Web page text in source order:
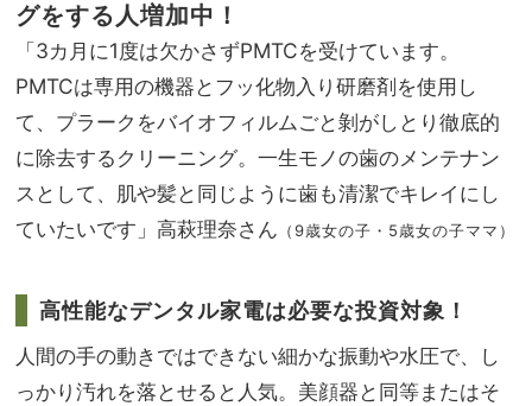
グをする人増加中！
「3カ月に1度は欠かさずPMTCを受けています。
PMTCは専用の機器とフッ化物入り研磨剤を使用し
て、プラークをバイオフィルムごと剝がしとり徹底的
に除去するクリーニング。一生モノの歯のメンテナン
スとして、肌や髪と同じように歯も清潔でキレイにし
ていたいです」高萩理奈さん （9歳女の子・5歳女の子ママ）
高性能なデンタル家電は必要な投資対象！
人間の手の動きではできない細かな振動や水圧で、し
っかり汚れを落とせると人気。美顔器と同等またはそ